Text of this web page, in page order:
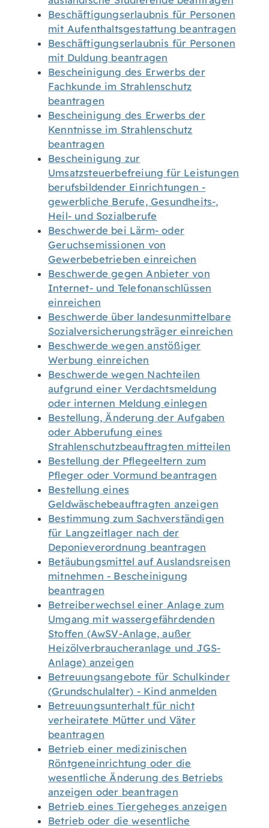
Beschäftigungserlaubnis für Personen
mit Aufenthaltsgestattung beantragen
Beschäftigungserlaubnis für Personen
mit Duldung beantragen
Bescheinigung des Erwerbs der
Fachkunde im Strahlenschutz
beantragen
Bescheinigung des Erwerbs der
Kenntnisse im Strahlenschutz
beantragen
Bescheinigung zur
Umsatzsteuerbefreiung für Leistungen
berufsbildender Einrichtungen -
gewerbliche Berufe, Gesundheits-,
Heil- und Sozialberufe
Beschwerde bei Lärm- oder
Geruchsemissionen von
Gewerbebetrieben einreichen
Beschwerde gegen Anbieter von
Internet- und Telefonanschlüssen
einreichen
Beschwerde über landesunmittelbare
Sozialversicherungsträger einreichen
Beschwerde wegen anstößiger
Werbung einreichen
Beschwerde wegen Nachteilen
aufgrund einer Verdachtsmeldung
oder internen Meldung einlegen
Bestellung, Änderung der Aufgaben
oder Abberufung eines
Strahlenschutzbeauftragten mitteilen
Bestellung der Pflegeeltern zum
Pfleger oder Vormund beantragen
Bestellung eines
Geldwäschebeauftragten anzeigen
Bestimmung zum Sachverständigen
für Langzeitlager nach der
Deponieverordnung beantragen
Betäubungsmittel auf Auslandsreisen
mitnehmen - Bescheinigung
beantragen
Betreiberwechsel einer Anlage zum
Umgang mit wassergefährdenden
Stoffen (AwSV-Anlage, außer
Heizölverbraucheranlage und JGS-
Anlage) anzeigen
Betreuungsangebote für Schulkinder
(Grundschulalter) - Kind anmelden
Betreuungsunterhalt für nicht
verheiratete Mütter und Väter
beantragen
Betrieb einer medizinischen
Röntgeneinrichtung oder die
wesentliche Änderung des Betriebs
anzeigen oder beantragen
Betrieb eines Tiergeheges anzeigen
Betrieb oder die wesentliche